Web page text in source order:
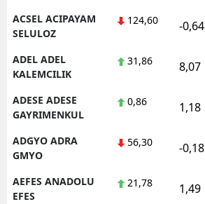
ACSEL ACIPAYAM
SELULOZ
124,60 -0,64
ADEL ADEL
KALEMCILIK
31,86 8,07
ADESE ADESE
GAYRIMENKUL
0,86 1,18
ADGYO ADRA
GMYO
56,30 -0,18
AEFES ANADOLU
EFES
21,78 1,49